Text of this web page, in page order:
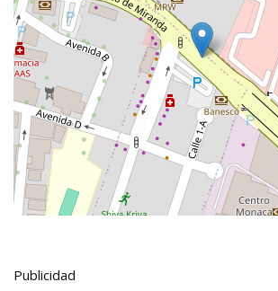
Publicidad